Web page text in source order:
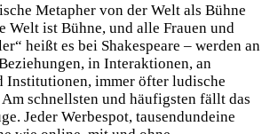
Metapher von der Welt als Bühne
Welt ist Bühne, und alle Frauen und
heißt es bei Shakespeare – werden an
in Interaktionen, an
Institutionen, immer öfter ludische
schnellsten und häufigsten fällt das
Jeder Werbespot, tausendundeine